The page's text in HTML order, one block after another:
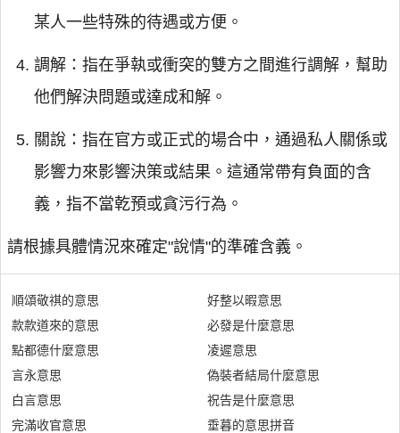
某人一些特殊的待遇或方便。
調解：指在爭執或衝突的雙方之間進行調解，幫助
他們解決問題或達成和解。
關說：指在官方或正式的場合中，通過私人關係或
影響力來影響決策或結果。這通常帶有負面的含
義，指不當乾預或貪污行為。
請根據具體情況來確定"說情"的準確含義。
順頌敬祺的意思
款款道來的意思
點都德什麼意思
言永意思
白言意思
完滿收官意思
好整以暇意思
必發是什麼意思
凌遲意思
偽裝者結局什麼意思
祝告是什麼意思
垂暮的意思拼音